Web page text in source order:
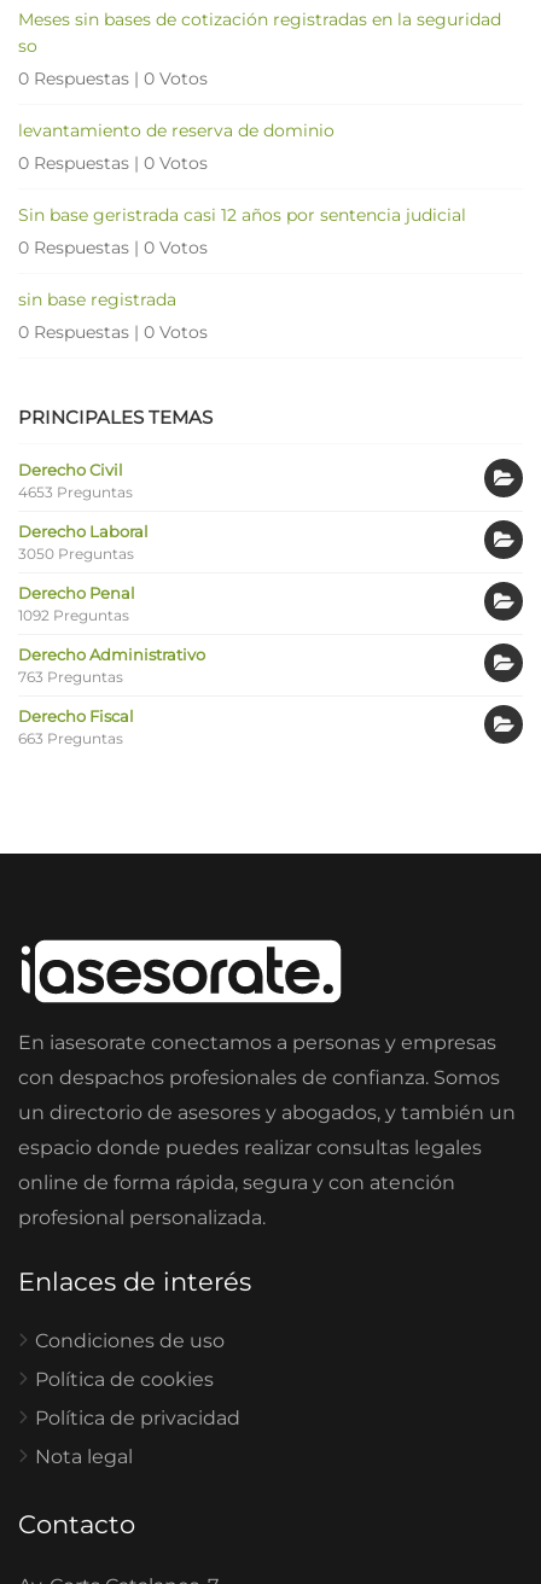
Meses sin bases de cotización registradas en la seguridad
so
0 Respuestas | 0 Votos
levantamiento de reserva de dominio
0 Respuestas | 0 Votos
Sin base geristrada casi 12 años por sentencia judicial
0 Respuestas | 0 Votos
sin base registrada
0 Respuestas | 0 Votos
PRINCIPALES TEMAS
Derecho Civil
4653 Preguntas
Derecho Laboral
3050 Preguntas
Derecho Penal
1092 Preguntas
Derecho Administrativo
763 Preguntas
Derecho Fiscal
663 Preguntas
En iasesorate conectamos a personas y empresas
con despachos profesionales de confianza. Somos
un directorio de asesores y abogados, y también un
espacio donde puedes realizar consultas legales
online de forma rápida, segura y con atención
profesional personalizada.
Enlaces de interés
Condiciones de uso
Política de cookies
Política de privacidad
Nota legal
Contacto